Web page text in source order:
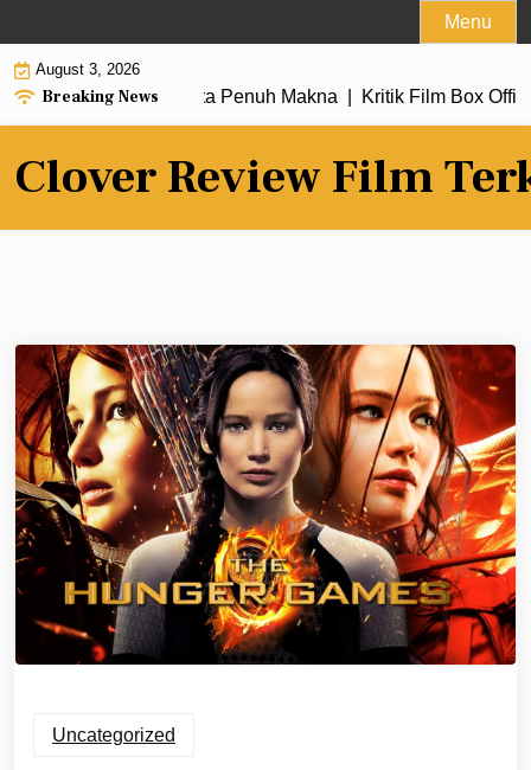
to
content
Menu
August 3, 2026
Breaking News
dengan Alur Cerita Penuh Makna | Kritik Film Box
Clover Review Film
Uncategorized